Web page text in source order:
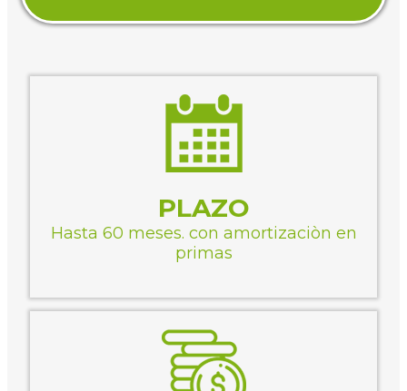
PLAZO
Hasta 60 meses. con amortizaciòn en
primas